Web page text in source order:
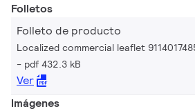
Folletos
Folleto de producto
Localized commercial leaflet
pdf 432.3 kB
Ver
Imágenes